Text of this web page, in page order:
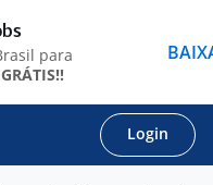
Login
para
GRÁTIS!!